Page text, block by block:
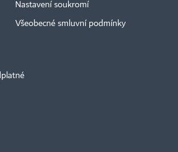
Nastavení soukromí
Všeobecné smluvní podmínky